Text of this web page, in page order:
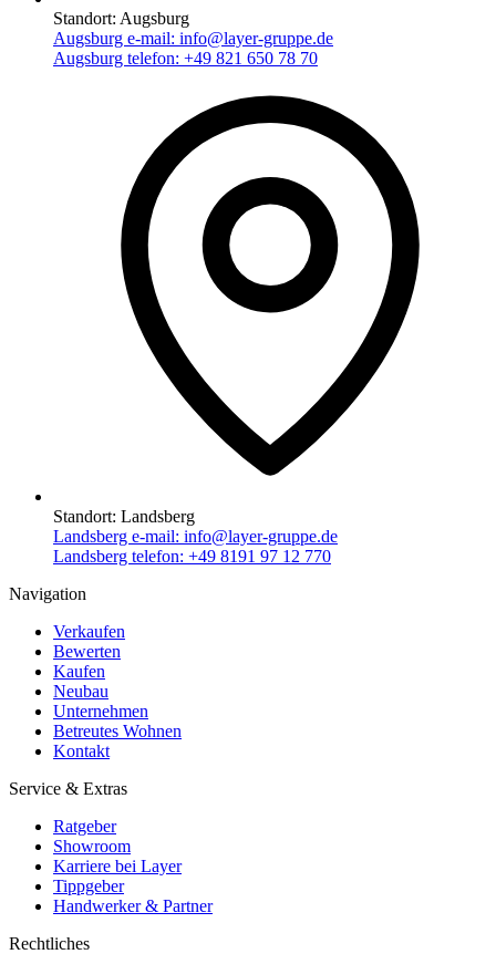
Standort: Augsburg
Augsburg e-mail: info@layer-gruppe.de
Augsburg telefon: +49 821 650 78 70
Standort: Landsberg
Landsberg e-mail: info@layer-gruppe.de
Landsberg telefon: +49 8191 97 12 770
Navigation
Verkaufen
Bewerten
Kaufen
Neubau
Unternehmen
Betreutes Wohnen
Kontakt
Service & Extras
Ratgeber
Showroom
Karriere bei Layer
Tippgeber
Handwerker & Partner
Rechtliches